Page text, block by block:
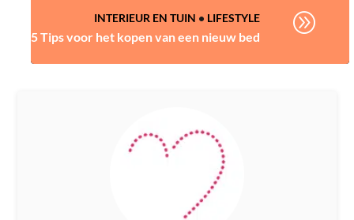
INTERIEUR EN TUIN • LIFESTYLE
5 Tips voor het kopen van een nieuw bed
A